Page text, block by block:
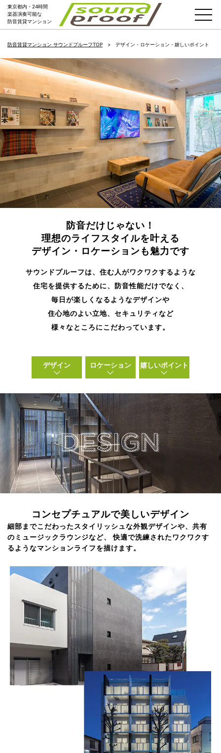
東京都内・24時間
楽器演奏可能な
防音賃貸マンション
防音賃貸マンション サウンドプルーフTOP デザイン・ロケーション・嬉しいポイント
防音だけじゃない！
理想のライフスタイルを叶える
デザイン・ロケーションも魅力です
サウンドプルーフは、住む人がワクワクするような
住宅を提供するために、防音性能だけでなく、
毎日が楽しくなるようなデザインや
住心地のよい立地、セキュリティなど
様々なところにこだわっています。
デザイン ロケーション 嬉しいポイント
コンセプチュアルで美しいデザイン
細部までこだわったスタイリッシュな外観デザインや、共有
のミュージックラウンジなど、
快適で洗練されたワクワクす
るようなマンションライフを描けます。